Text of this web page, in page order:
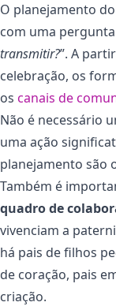
O planejamento do
com uma pergunta
transmitir?”. A
celebração, os
os canais de
Não é necessário
uma ação
planejamento são
Também é
quadro de
vivenciam a
há pais de filhos
de coração, pais
criação.